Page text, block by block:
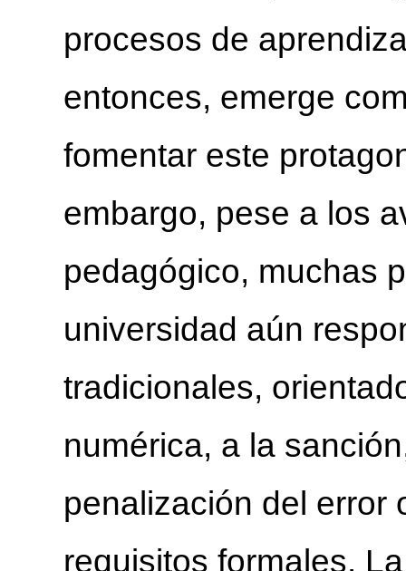
procesos de
entonces, emerge
fomentar este
embargo, pese a los
pedagógico, muchas
universidad aún
tradicionales,
numérica, a la
penalización del error
requisitos formales.